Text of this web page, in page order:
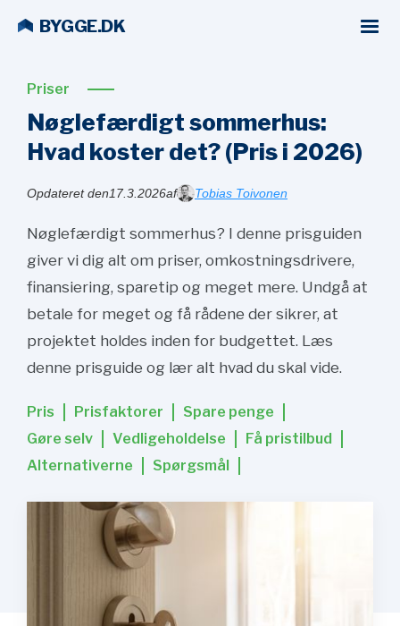
BYGGE.DK
Priser
Nøglefærdigt sommerhus:
Hvad koster det? (Pris i 2026)
Opdateret den17.3.2026af Tobias Toivonen
Nøglefærdigt sommerhus? I denne prisguiden
giver vi dig alt om priser, omkostningsdrivere,
finansiering, sparetip og meget mere. Undgå at
betale for meget og få rådene der sikrer, at
projektet holdes inden for budgettet. Læs
denne prisguide og lær alt hvad du skal vide.
Pris Prisfaktorer
Spare penge
Gøre selv
Vedligeholdelse
Få pristilbud
Alternativerne
Spørgsmål